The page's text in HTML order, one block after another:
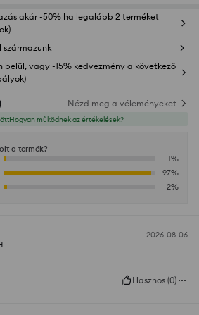
akár -50% ha legalább 2 terméket
származunk
belül, vagy -15% kedvezmény a következő
Nézd meg a véleményeket
Hogyan működnek az értékelések?
a termék?
1%
97%
2%
2026-08-06
Hasznos (0)